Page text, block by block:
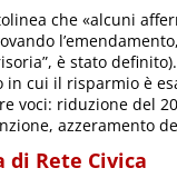
che «alcuni
è stato
in cui il risparmio è
voci: riduzione del
azzeramento
di Rete Civica